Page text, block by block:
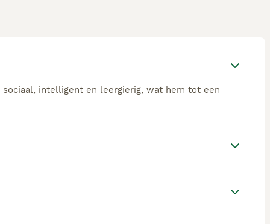
intelligent en leergierig, wat hem tot een